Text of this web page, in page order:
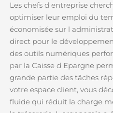
Les chefs d entreprise
optimiser leur emploi du
économisée sur l
direct pour le
des outils numériques
par la Caisse d Epargne
grande partie des tâches
votre espace client, vous
fluide qui réduit la charge